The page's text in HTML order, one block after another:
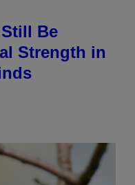
Be
Strength in